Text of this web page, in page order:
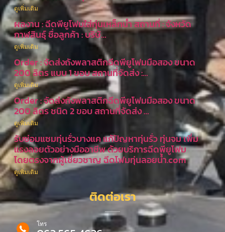
ดูเพิ่มเติม
ผลงาน : ฉีดพียูโฟมใส่ทุ่นเหล็กน้ำ สถานที่ : จังหวัด
กาฬสินธุ์ ชื่อลูกค้า : บริษั…
ดูเพิ่มเติม
Order : จัดส่งถังพลาสติกฉีดพียูโฟมมือสอง ขนาด
200 ลิตร แบบ 1 ขอบ สถานที่จัดส่ง :…
ดูเพิ่มเติม
Order : จัดส่งถังพลาสติกฉีดพียูโฟมมือสอง ขนาด
200 ลิตร ชนิด 2 ขอบ สถานที่จัดส่ง …
ดูเพิ่มเติม
รับซ่อมแซมทุ่นรั่วบางแค แก้ปัญหาทุ่นรั่ว ทุ่นจม เพิ่ม
แรงลอยตัวอย่างมืออาชีพ ด้วยบริการฉีดพียูโฟม
โดยตรงจากผู้เชี่ยวชาญ ฉีดโฟมทุ่นลอยน้ำ.com
ดูเพิ่มเติม
ติดต่อเรา
โทร